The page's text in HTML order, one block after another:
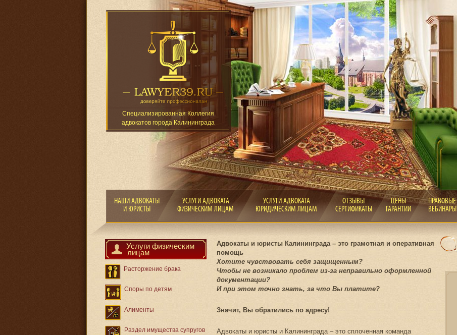
Специализированная Коллегия
адвокатов города Калининграда
НАШИ АДВОКАТЫ
И ЮРИСТЫ
УСЛУГИ АДВОКАТА
ФИЗИЧЕСКИМ ЛИЦАМ
УСЛУГИ АДВОКАТА
ЮРИДИЧЕСКИМ ЛИЦАМ
ОТЗЫВЫ
СЕРТИФИКАТЫ
ЦЕНЫ
ГАРАНТИИ
ПРАВОВЫЕ
ВЕБИНАРЫ
Услуги физическим
лицам
Расторжение брака
Споры по детям
Алименты
Раздел имущества супругов
Адвокаты и юристы Калининграда – это грамотная и оперативная
помощь
Хотите чувствовать себя защищенным?
Чтобы не возникало проблем из-за неправильно оформленной
документации?
И при этом точно знать, за что Вы платите?
Значит, Вы обратились по адресу!
Адвокаты и юристы и Калининграда – это сплоченная команда